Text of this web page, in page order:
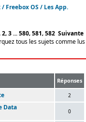
/ Freebox OS / Les App.
2, 3... 580, 581, 582 Suivante
tous les sujets comme lus
Réponses
2
Data
0